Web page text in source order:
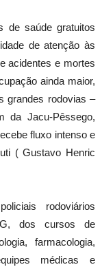
de saúde gratuitos
de atenção às
acidentes e mortes
ainda maior,
grandes rodovias –
da Jacu-Pêssego,
fluxo intenso e
( Gustavo Henric
rodoviários
dos cursos de
farmacologia,
médicas e